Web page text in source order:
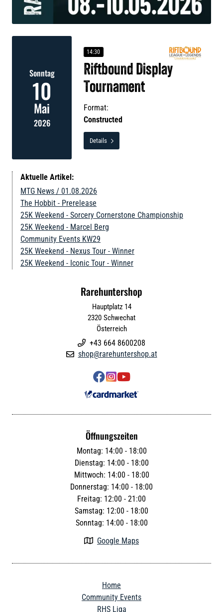
Sonntag
10
Mai
2026
14:30
Riftbound Display
Tournament
Format:
Constructed
Details 
Aktuelle Artikel:
MTG News / 01.08.2026
The Hobbit - Prerelease
25K Weekend - Sorcery Cornerstone Championship
25K Weekend - Marcel Berg
Community Events KW29
25K Weekend - Nexus Tour - Winner
25K Weekend - Iconic Tour - Winner
Rarehuntershop
Hauptplatz 14
2320 Schwechat
Österreich
 +43 664 8600208
 shop@rarehuntershop.at

Öffnungszeiten
Montag: 14:00 - 18:00
Dienstag: 14:00 - 18:00
Mittwoch: 14:00 - 18:00
Donnerstag: 14:00 - 18:00
Freitag: 12:00 - 21:00
Samstag: 12:00 - 18:00
Sonntag: 14:00 - 18:00
 Google Maps
Home
Community Events
RHS Liga